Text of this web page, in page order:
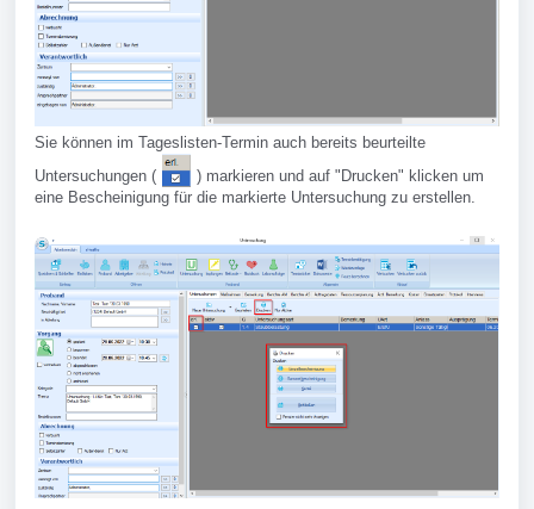
Sie können im Tageslisten-Termin auch bereits beurteilte
Untersuchungen (
) markieren und auf "Drucken" klicken um
eine Bescheinigung für die markierte Untersuchung zu erstellen.